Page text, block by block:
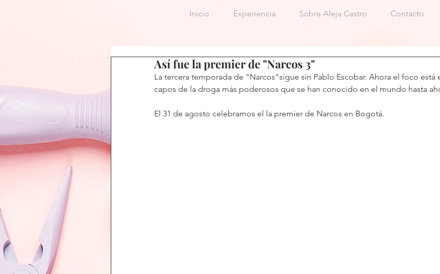
Inicio Experiencia Sobre Aleja Castro Contacto
Así fue la premier de "Narcos 3"
La tercera temporada de "Narcos"sigue sin Pablo Escobar. Ahora el foco está
capos de la droga más poderosos que se han conocido en el mundo hasta
El 31 de agosto celebramos el la premier de Narcos en Bogotá.